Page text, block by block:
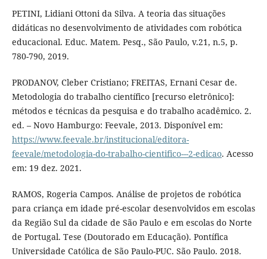
PETINI, Lidiani Ottoni da Silva. A teoria das situações
didáticas no desenvolvimento de atividades com robótica
educacional. Educ. Matem. Pesq., São Paulo, v.21, n.5, p.
780-790, 2019.
PRODANOV, Cleber Cristiano; FREITAS, Ernani Cesar de.
Metodologia do trabalho científico [recurso eletrônico]:
métodos e técnicas da pesquisa e do trabalho acadêmico. 2.
ed. – Novo Hamburgo: Feevale, 2013. Disponível em:
https://www.feevale.br/institucional/editora-
feevale/metodologia-do-trabalho-cientifico---2-edicao. Acesso
em: 19 dez. 2021.
RAMOS, Rogeria Campos. Análise de projetos de robótica
para criança em idade pré-escolar desenvolvidos em escolas
da Região Sul da cidade de São Paulo e em escolas do Norte
de Portugal. Tese (Doutorado em Educação). Pontífica
Universidade Católica de São Paulo-PUC. São Paulo. 2018.